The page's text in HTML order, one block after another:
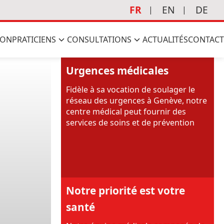
FR EN DE
PRATICIENS CONSULTATIONS ACTUALITÉSCONTACT
Urgences médicales
Fidèle à sa vocation de soulager le
réseau des urgences à Genève, notre
centre médical peut fournir des
services de soins et de prévention
Notre priorité est votre
santé